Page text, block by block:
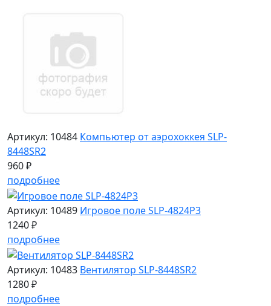
Артикул: 10484 Компьютер от аэрохоккея SLP-
8448SR2
960 ₽
подробнее
Артикул: 10489 Игровое поле SLP-4824P3
1240 ₽
подробнее
Артикул: 10483 Вентилятор SLP-8448SR2
1280 ₽
подробнее